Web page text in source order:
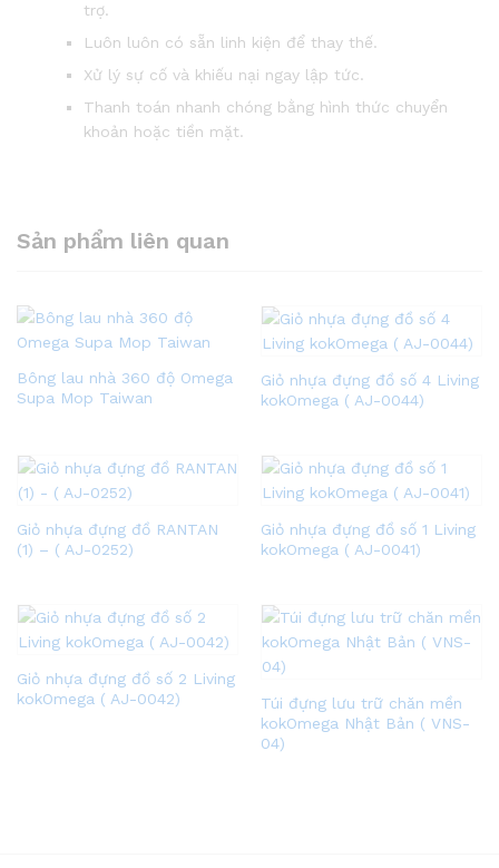
trợ.
Luôn luôn có sẵn linh kiện để thay thế.
Xử lý sự cố và khiếu nại ngay lập tức.
Thanh toán nhanh chóng bằng hình thức chuyển
khoản hoặc tiền mặt.
Sản phẩm liên quan
Bông lau nhà 360 độ Omega
Supa Mop Taiwan
Giỏ nhựa đựng đồ số 4 Living
kokOmega ( AJ-0044)
Giỏ nhựa đựng đồ RANTAN
(1) – ( AJ-0252)
Giỏ nhựa đựng đồ số 1 Living
kokOmega ( AJ-0041)
Giỏ nhựa đựng đồ số 2 Living
kokOmega ( AJ-0042)
Túi đựng lưu trữ chăn mền
kokOmega Nhật Bản ( VNS-
04)